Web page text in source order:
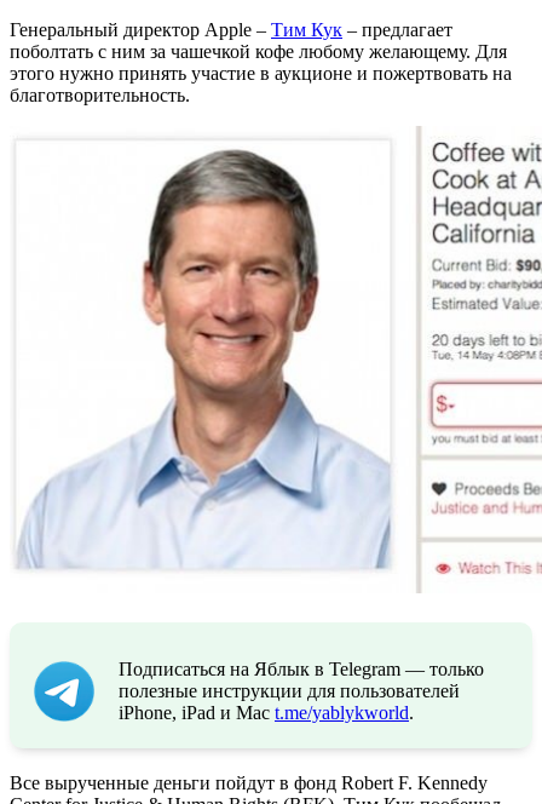
Генеральный директор Apple – Тим Кук – предлагает
поболтать с ним за чашечкой кофе любому желающему. Для
этого нужно принять участие в аукционе и пожертвовать на
благотворительность.
Подписаться на Яблык в Telegram — только
полезные инструкции для пользователей
iPhone, iPad и Mac t.me/yablykworld.
Все вырученные деньги пойдут в фонд Robert F. Kennedy